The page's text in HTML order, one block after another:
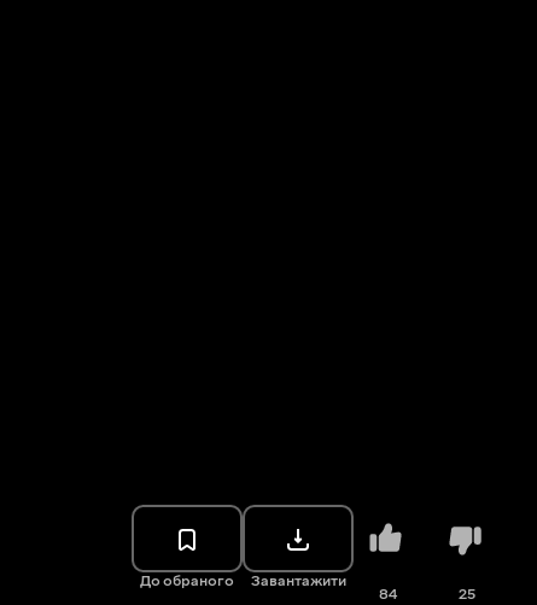
До обраного Завантажити
84 25